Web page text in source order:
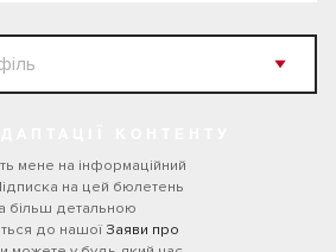
мене на інформаційний
на цей бюлетень
більш детальною
до нашої Заяви про